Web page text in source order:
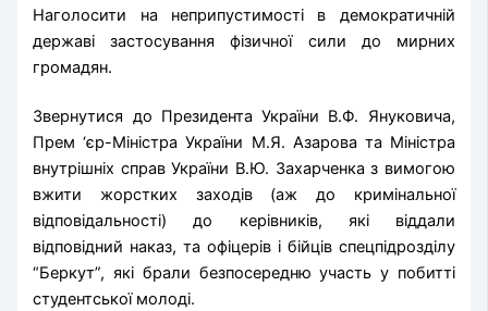
Наголосити на неприпустимості в демократичній
державі застосування фізичної сили до мирних
громадян.
Звернутися до Президента України В.Ф. Януковича,
Прем ‘єр-Міністра України М.Я. Азарова та Міністра
внутрішніх справ України В.Ю. Захарченка з вимогою
вжити жорстких заходів (аж до кримінальної
відповідальності) до керівників, які віддали
відповідний наказ, та офіцерів і бійців спецпідрозділу
“Беркут”, які брали безпосередню участь у побитті
студентської молоді.